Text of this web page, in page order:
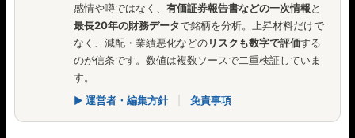
感情や噂ではなく、 有価証券報告書などの一次情報と
最長20年の財務データで銘柄を分析。上昇材料だけで
なく、減配・業績悪化などのリスクも数字で評価する
のが信条です。数値は複数ソースで二重検証していま
す。
▶ 運営者・編集方針 免責事項